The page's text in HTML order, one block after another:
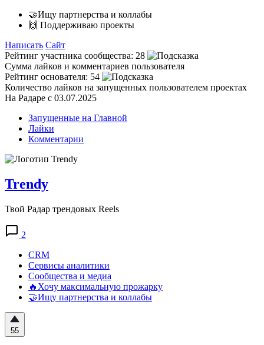
🤝Ищу партнерства и коллабы
🙌 Поддерживаю проекты
Написать Сайт
Рейтинг участника сообщества: 28
Сумма лайков и комментариев пользователя
Рейтинг основателя: 54
Количество лайков на запущенных пользователем проектах
На Радаре с 03.07.2025
Запущенные на Главной
Лайки
Комментарии
Trendy
Твой Радар трендовых Reels
2
CRM
Сервисы аналитики
Сообщества и медиа
🔥Хочу максимальную прожарку
🤝Ищу партнерства и коллабы
55